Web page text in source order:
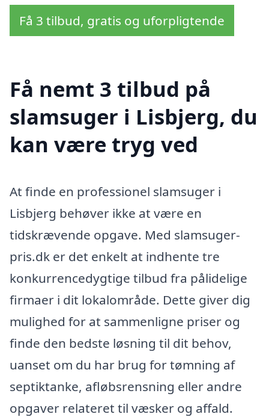
Få 3 tilbud, gratis og uforpligtende
Få nemt 3 tilbud på
slamsuger i Lisbjerg, du
kan være tryg ved
At finde en professionel slamsuger i
Lisbjerg behøver ikke at være en
tidskrævende opgave. Med slamsuger-
pris.dk er det enkelt at indhente tre
konkurrencedygtige tilbud fra pålidelige
firmaer i dit lokalområde. Dette giver dig
mulighed for at sammenligne priser og
finde den bedste løsning til dit behov,
uanset om du har brug for tømning af
septiktanke, afløbsrensning eller andre
opgaver relateret til væsker og affald.